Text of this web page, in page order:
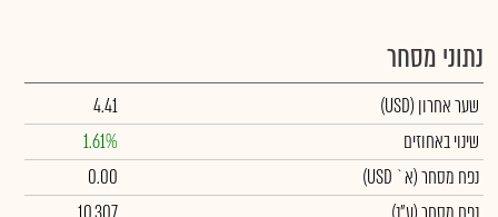
נתוני מסחר
שער אחרון (USD)
4.41
שינוי באחוזים
1.61%
נפח מסחר(א` USD)
0.00